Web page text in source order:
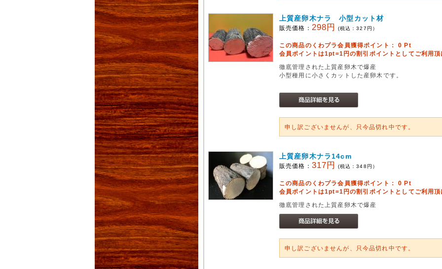
上質産卵木ナラ 小型カット材
販売価格： 298円 (税込：327 円）
この商品のくわプラ会員獲得ポイント：0 Pt
会員ポイントは1pt=1円の割引ポイントとしてご利用頂
徹底管理された上質産卵木で爆産
小型種用に小さくカットした産卵木です。
申し訳ございませんが、只今品切れ中です。
上質産卵木ナラ14cm
販売価格： 317円 (税込：348 円）
この商品のくわプラ会員獲得ポイント：0 Pt
会員ポイントは1pt=1円の割引ポイントとしてご利用頂
徹底管理された上質産卵木で爆産
申し訳ございませんが、只今品切れ中です。